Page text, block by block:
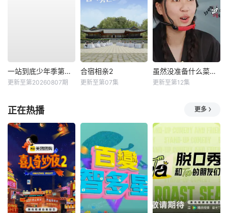
一站到底少年季第二季
更新至第20260807期
合宿相亲2
更新至第07集
虽然没准备什么菜第四季
更新至第12集
正在热播 更多